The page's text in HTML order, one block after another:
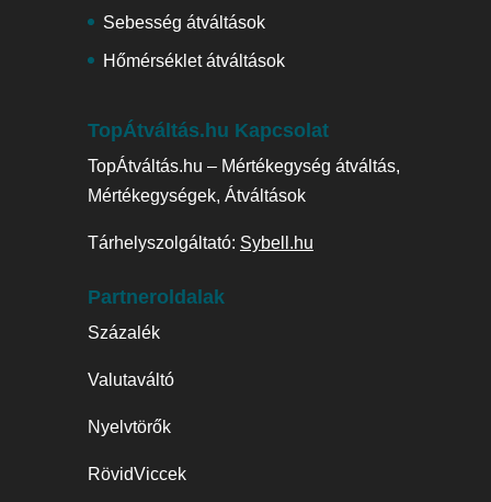
Sebesség átváltások
Hőmérséklet átváltások
TopÁtváltás.hu Kapcsolat
TopÁtváltás.hu – Mértékegység átváltás,
Mértékegységek, Átváltások
Tárhelyszolgáltató: Sybell.hu
Partneroldalak
Százalék
Valutaváltó
Nyelvtörők
RövidViccek